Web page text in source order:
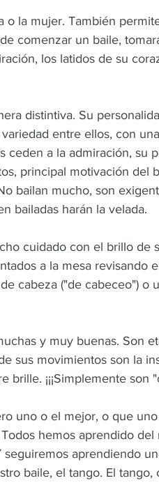
o la mujer. También
comenzar un baile,
los latidos de su
distintiva. Su
entre ellos, con
ceden a la admiración, su
principal motivación del
bailan mucho, son
bailadas harán la velada.
cuidado con el brillo de
a la mesa revisando
cabeza ("de cabeceo") o
y muy buenas. Son
sus movimientos son la
¡¡¡Simplemente son
uno o el mejor, o que
hemos aprendido del
aprendiendo
baile, el tango. El tango,